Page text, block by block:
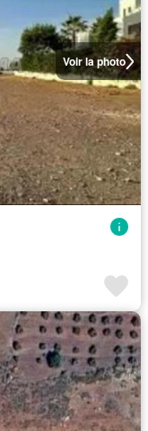
Voir la photo